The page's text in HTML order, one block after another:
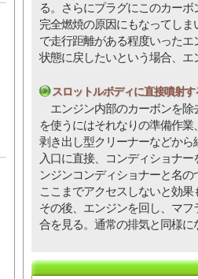
る。さらにプラグにこのカー
完全燃焼の原因にもなってし
で走行距離がある程度いった
状態に戻したいという場合、
スロットルボディに直接噴射す
エンジン内部のカーボンを除
を使うにはそれなりの準備作
剥き出し型クリーナーなどか
入口に直接、コンディショナ
ンジンコンディショナーと名
ここまでアクセスしないと効果
その後、エンジンを回し、マ
合を見る。通常の排気と同様に